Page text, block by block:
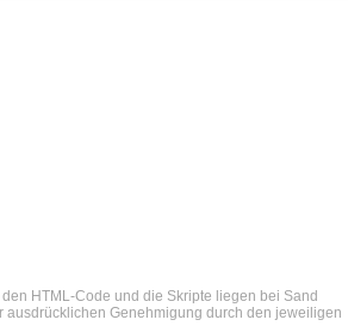
HTML-Code und die Skripte liegen bei Sand
Genehmigung durch den jeweiligen